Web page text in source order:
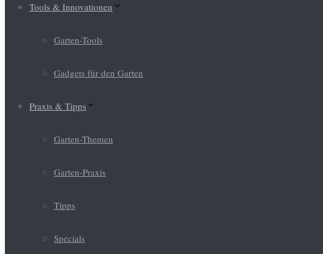
Tools & Innovationen
Garten-Tools
Gadgets für den Garten
Praxis & Tipps
Garten-Themen
Garten-Praxis
Tipps
Specials